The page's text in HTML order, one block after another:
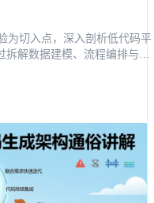
为切入点，深入剖析低代码平
拆解数据建模、流程编排与自
向现代化低代码开发转型的
的团队负责人，都能从中获
驭企业级数字化建设。